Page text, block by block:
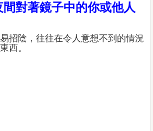
對著鏡子中的你或他人
招陰，往往在令人意想不到的情況
西。